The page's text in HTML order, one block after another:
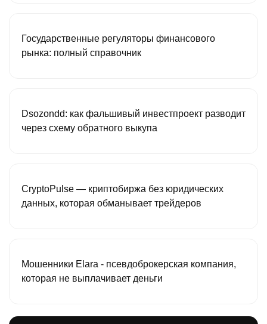
Государственные регуляторы финансового
рынка: полный справочник
Dsozondd: как фальшивый инвестпроект разводит
через схему обратного выкупа
CryptoPulse — криптобиржа без юридических
данных, которая обманывает трейдеров
Мошенники Elara - псевдоброкерская компания,
которая не выплачивает деньги